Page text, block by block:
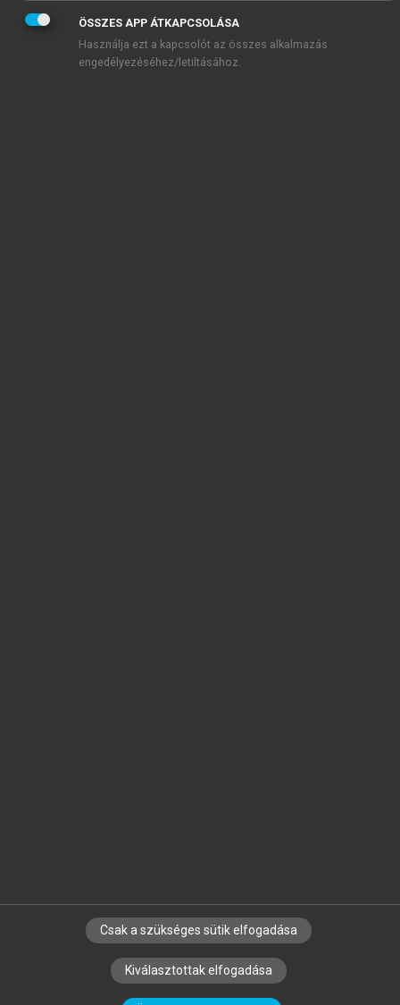
SZERZŐKNEK CÉGEKNEK KÖNYVTÁROSOKNAK
SZERKESZTÉSI ÉS LEKTORÁLÁSI ALAPELVEK
ÖSSZES APP ÁTKAPCSOLÁSA
Használja ezt a kapcsolót az összes alkalmazás
engedélyezéséhez/letiltásához.
Csak a szükséges sütik elfogadása
Kiválasztottak elfogadása